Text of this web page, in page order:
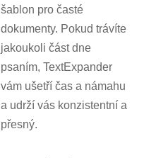
šablon pro časté
dokumenty. Pokud trávíte
jakoukoli část dne
psaním, TextExpander
vám ušetří čas a námahu
a udrží vás konzistentní a
přesný.